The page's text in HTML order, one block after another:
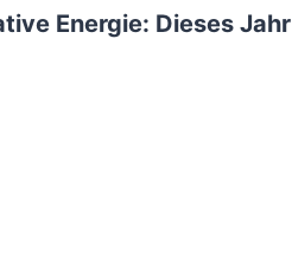
Energie: Dieses Jahr